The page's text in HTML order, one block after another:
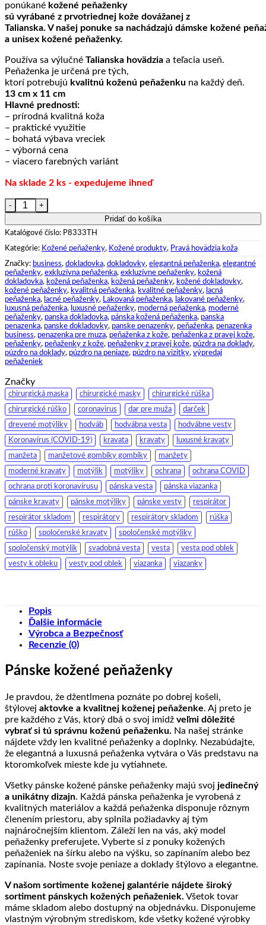
ponúkané kožené peňaženky
sú vyrábané z prvotriednej kože dovážanej z
Talianska. V našej ponuke sa nachádzajú dámske kožené
a unisex kožené peňaženky.
Používa sa výlučné Talianska hovädzia a teľacia useň.
Peňaženka je určená pre tých,
ktorí potrebujú kvalitnú koženú peňaženku na každý deň.
13 cm x 11 cm
Hlavné prednosti:
– prírodná kvalitná koža
– praktické využitie
– bohatá výbava vreciek
– výborná cena
– viacero farebných variánt
Na sklade 2 ks - expedujeme ihneď
množstvo Pánska exkluzívna kožená peňaženka č.8333 v
Pridať do košíka
Katalógové číslo: P8333TH
Kategórie: Kožené peňaženky, Kožené produkty, Pravá hovädzia koža
Značky: business, dokladovka, dokladovky, elegantná peňaženka, elegantné
peňaženky, exkluzívna peňaženka, exkluzívne peňaženky, kožená
dokladovka, kožená peňaženka, kožená peňaženky, kožené dokladovky,
kožené peňaženky, kvalitná peňaženka, kvalitné peňaženky, lacná
peňaženka, lacné peňaženky, Lakovaná peňaženka, lakované peňaženky,
luxusná peňaženka, luxusné peňaženky, moderná peňaženka, moderné
peňaženky, panska dokladovka, pánska kožená peňaženka, panska
penazenka, panske dokladovky, panske penazenky, peňaženka, penazenka
business, penazenka pre muza, peňaženka z kože, peňaženka z pravej kože,
peňaženky, peňaženky z kože, peňaženky z pravej kože, púzdra na doklady,
púzdro na doklady, púzdro na peniaze, púzdro na vizitky, výpredaj
peňaženiek
Značky
chirurgická maska chirurgické masky chirurgické rúška
chirurgické rúško coronavirus dar pre muža darček
drevené motýliky hodváb hodvábna vesta hodvábne vesty
Koronavírus (COVID-19) kravata kravaty luxusné kravaty
manžeta manžetové gombíky gombíky manžety
moderné kravaty motýlik motýliky ochrana ochrana COVID
ochrana proti koronavírusu pánska vesta pánska viazanka
pánske kravaty pánske motýliky pánske vesty respirátor
respirátor skladom respirátory respirátory skladom rúška
rúško spoloćenské kravaty spoločenské motýliky
spoločenský motýlik svadobná vesta vesta vesta pod oblek
vesty k obleku vesty pod oblek viazanka viazanky
Popis
Ďalšie informácie
Výrobca a Bezpečnosť
Recenzie (0)
Pánske kožené peňaženky
Je pravdou, že džentlmena poznáte po dobrej košeli,
štýlovej aktovke a kvalitnej koženej peňaženke. Aj preto je
pre každého z Vás, ktorý dbá o svoj imidž veľmi dôležité
vybrať si tú správnu koženú peňaženku. Na našej stránke
nájdete vždy len kvalitné peňaženky a doplnky. Nezabúdajte,
že elegantná a luxusná peňaženka vytvára o Vás predstavu na
ktoromkoľvek mieste kde ju vytiahnete.
Všetky pánske kožené pánske peňaženky majú svoj jedinečný
a unikátny dizajn. Každá pánska peňaženka je vyrobená z
kvalitných materiálov a každá peňaženka disponuje rôznym
členením priestoru, aby splnila požiadavky aj tým
najnáročnejším klientom. Záleží len na vás, aký model
peňaženky preferujete. Vyberte si z ponuky kožených
peňaženiek na šírku alebo na výšku, so zapínaním alebo bez
zapínania. Noste svoje peniaze a doklady štýlovo a elegantne.
V našom sortimente koženej galantérie nájdete široký
sortiment pánskych kožených peňaženiek. Všetok tovar
máme skladom alebo dostupný na objednávku. Disponujeme
vlastným výrobným strediskom, kde všetky kožené výrobky